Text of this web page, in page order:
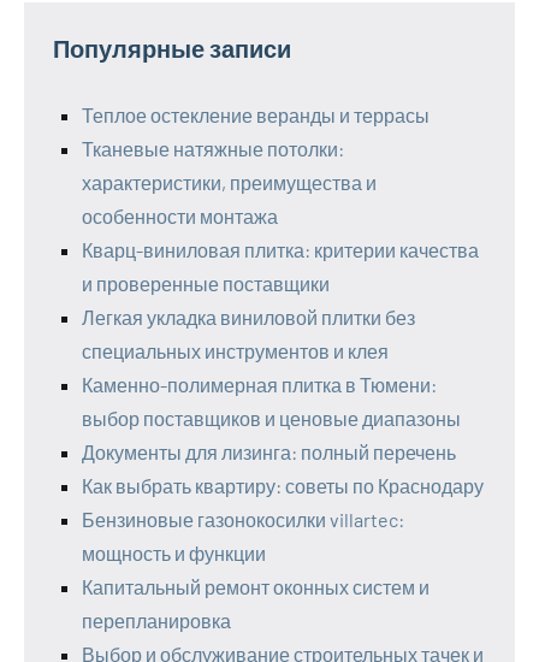
Популярные записи
Теплое остекление веранды и террасы
Тканевые натяжные потолки:
характеристики, преимущества и
особенности монтажа
Кварц-виниловая плитка: критерии качества
и проверенные поставщики
Легкая укладка виниловой плитки без
специальных инструментов и клея
Каменно-полимерная плитка в Тюмени:
выбор поставщиков и ценовые диапазоны
Документы для лизинга: полный перечень
Как выбрать квартиру: советы по Краснодару
Бензиновые газонокосилки villartec:
мощность и функции
Капитальный ремонт оконных систем и
перепланировка
Выбор и обслуживание строительных тачек и